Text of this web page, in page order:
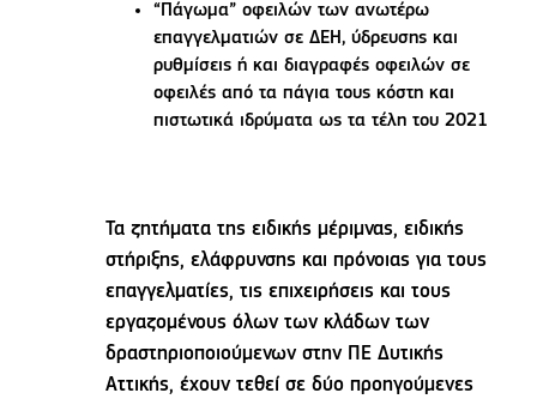
“Πάγωμα” οφειλών των ανωτέρω
επαγγελματιών σε ΔΕΗ, ύδρευσης και
ρυθμίσεις ή και διαγραφές οφειλών σε
οφειλές από τα πάγια τους κόστη και
πιστωτικά ιδρύματα ως τα τέλη του 2021
Τα ζητήματα της ειδικής μέριμνας, ειδικής
στήριξης, ελάφρυνσης και πρόνοιας για τους
επαγγελματίες, τις επιχειρήσεις και τους
εργαζομένους όλων των κλάδων των
δραστηριοποιούμενων στην ΠΕ Δυτικής
Αττικής, έχουν τεθεί σε δύο προηγούμενες